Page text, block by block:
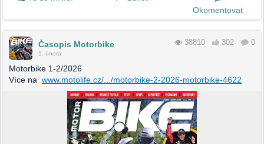
Okomentovat
Časopis Motorbike
1. února
38810 302 0
Motorbike 1-2/2026
Více na www.motolife.cz/.../motorbike-2-2026-motorbike-4622